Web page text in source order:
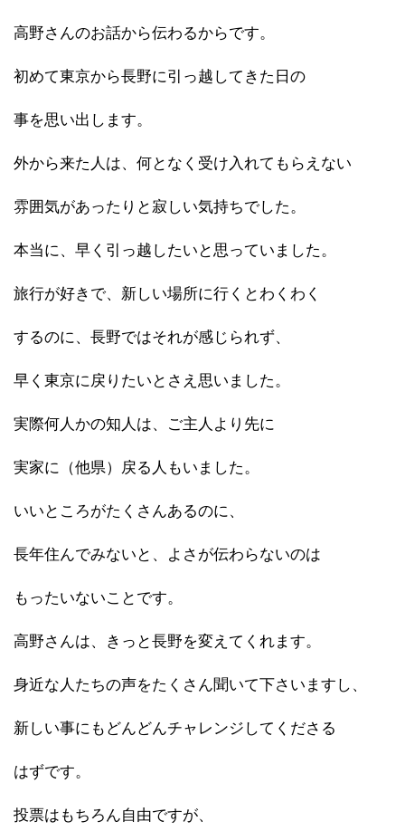
高野さんのお話から伝わるからです。
初めて東京から長野に引っ越してきた日の
事を思い出します。
外から来た人は、何となく受け入れてもらえない
雰囲気があったりと寂しい気持ちでした。
本当に、早く引っ越したいと思っていました。
旅行が好きで、新しい場所に行くとわくわく
するのに、長野ではそれが感じられず、
早く東京に戻りたいとさえ思いました。
実際何人かの知人は、ご主人より先に
実家に（他県）戻る人もいました。
いいところがたくさんあるのに、
長年住んでみないと、よさが伝わらないのは
もったいないことです。
高野さんは、きっと長野を変えてくれます。
身近な人たちの声をたくさん聞いて下さいますし、
新しい事にもどんどんチャレンジしてくださる
はずです。
投票はもちろん自由ですが、